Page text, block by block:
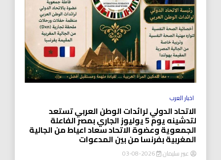
اخبار العرب
الاتحاد الدولي لرائدات الوطن العربي تستعد
لتدشينه يوم 5 يوليوز الجاري بمصر الفاعلة
الجمعوية وعضوة الاتحاد سعاد اعياط من الجالية
المغربية بفرنسا من بين المدعوات
عبير سليمان 2026-08-03